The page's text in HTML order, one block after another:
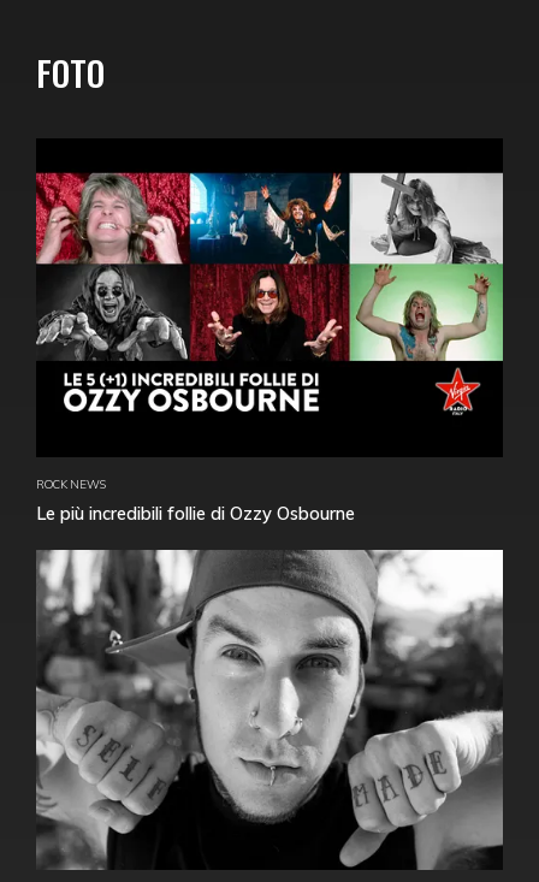
FOTO
ROCK NEWS
Le più incredibili follie di Ozzy Osbourne